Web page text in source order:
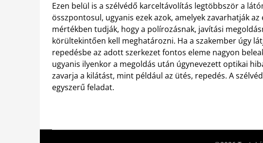
Ezen belül is a szélvédő karceltávolítás legtöbbször a
összpontosul, ugyanis ezek azok, amelyek zavarhatják
mértékben tudják, hogy a polírozásnak, javítási
körültekintően kell meghatározni. Ha a szakember úgy
repedésbe az adott szerkezet fontos eleme nagyon
ugyanis ilyenkor a megoldás után úgynevezett optikai
zavarja a kilátást, mint például az ütés, repedés. A
egyszerű feladat.